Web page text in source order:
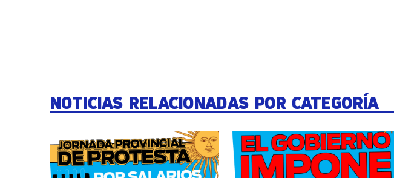
NOTICIAS RELACIONADAS POR CATEGORÍA